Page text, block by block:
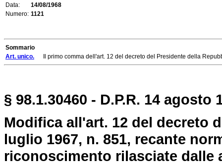
Data:
14/08/1968
Numero: 1121
Sommario
Art. unico. Il primo comma dell'art. 12 del decreto del Presidente della
§ 98.1.30460 - D.P.R. 14 agosto
Modifica all'art. 12 del decreto
luglio 1967, n. 851, recante
riconoscimento rilasciate dalle